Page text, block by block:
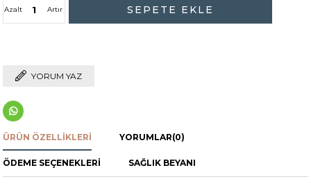
Artır
Azalt
YORUM YAZ
ÜRÜN ÖZELLIKLERI YORUMLAR(0)
ÖDEME SEÇENEKLERI SAĞLIK BEYANI